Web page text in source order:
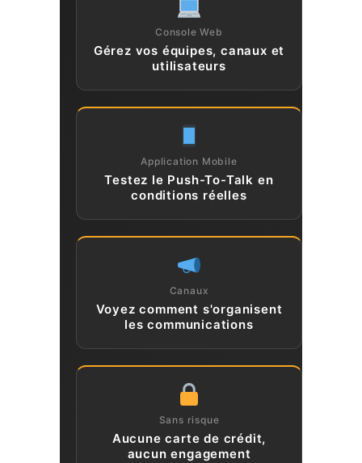
Console Web
Gérez vos équipes, canaux et
utilisateurs
Application Mobile
Testez le Push-To-Talk en
conditions réelles
Canaux
Voyez comment s'organisent
les communications
Sans risque
Aucune carte de crédit,
aucun engagement